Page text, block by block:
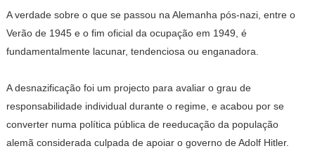
A verdade sobre o que se passou na Alemanha pós-nazi, entre o
Verão de 1945 e o fim oficial da ocupação em 1949, é
fundamentalmente lacunar, tendenciosa ou enganadora.
A desnazificação foi um projecto para avaliar o grau de
responsabilidade individual durante o regime, e acabou por se
converter numa política pública de reeducação da população
alemã considerada culpada de apoiar o governo de Adolf Hitler.